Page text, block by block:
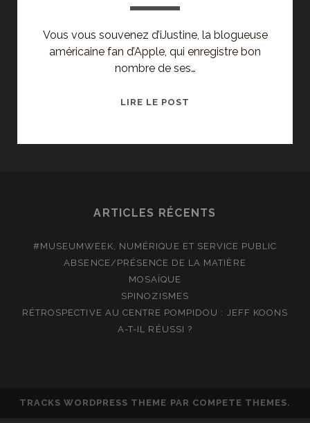
Vous vous souvenez d’iJustine, la blogueuse
américaine fan d’Apple, qui enregistre bon
nombre de ses…
LIRE LE POST
ARTICLES RÉCENTS
#MUSEUMWEEK, NUMÉRIQUE ET SERVICE PUBLIC
ABSENCE/PRÉSENCE DE LA MATIÈRE
MOSAÏQUE
SPINOZISMES
RÉTROSPECTIVE AU CENTRE POMPIDOU : JEFF KOONS
A-T-IL RÉUSSI ?
TRACKS WORDPRESS THEME PAR COMPETE THEMES.